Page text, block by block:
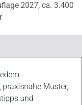
2027, ca. 3.400
Muster,
und